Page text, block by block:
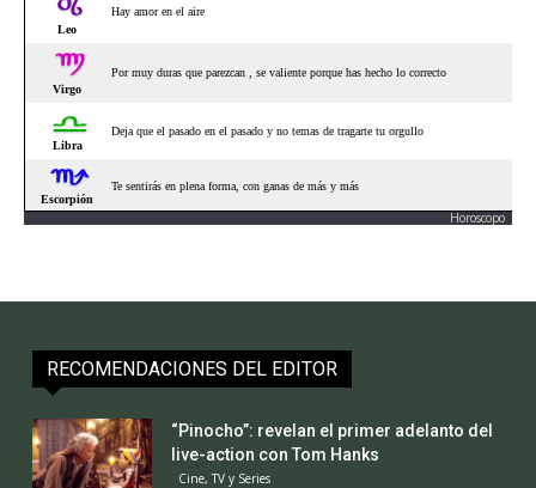
Horoscopo
RECOMENDACIONES DEL EDITOR
“Pinocho”: revelan el primer adelanto del
live-action con Tom Hanks
Cine, TV y Series